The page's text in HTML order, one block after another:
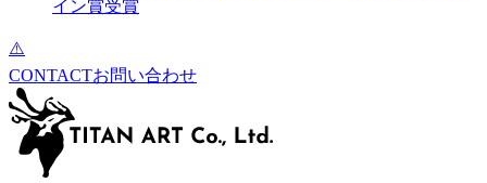
CONTACTお問い合わせ